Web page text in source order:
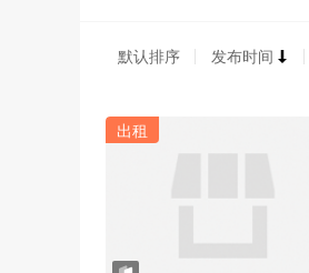
默认排序 发布时间
出租